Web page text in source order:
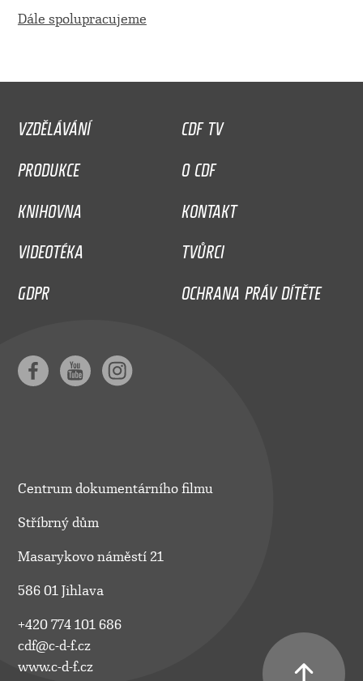
Dále spolupracujeme
VZDĚLÁVÁNÍ
CDF TV
PRODUKCE
O CDF
KNIHOVNA
KONTAKT
VIDEOTÉKA
TVŮRCI
GDPR
OCHRANA PRÁV DÍTĚTE
Centrum dokumentárního filmu
Stříbrný dům
Masarykovo náměstí 21
586 01 Jihlava
+420 774 101 686
cdf@c-d-f.cz
www.c-d-f.cz